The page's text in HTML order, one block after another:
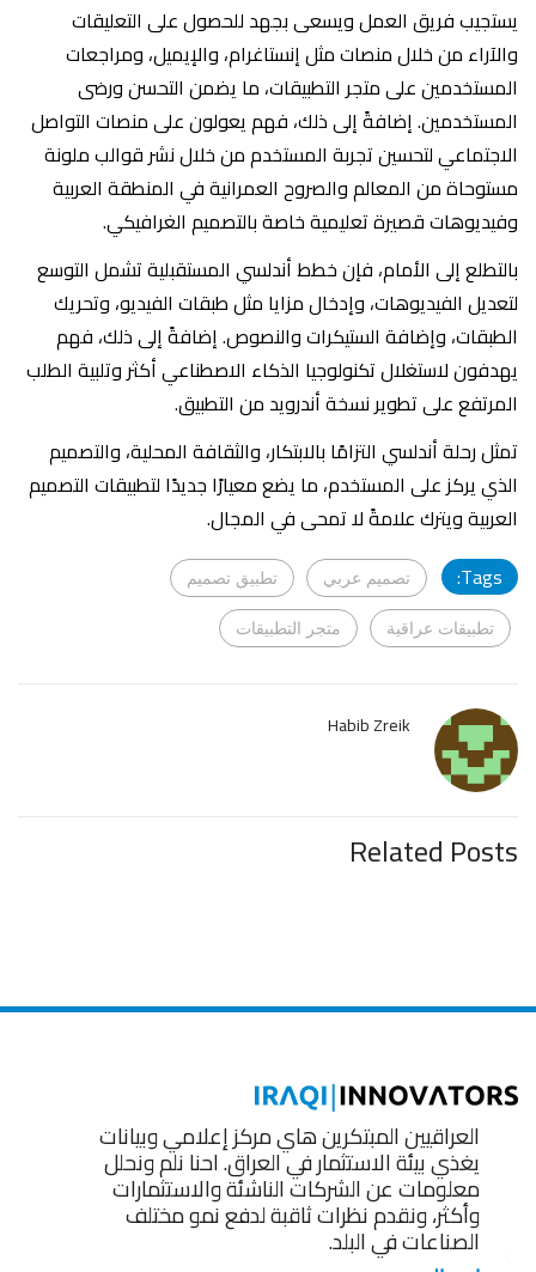
يستجيب فريق العمل ويسعى بجهد للحصول على التعليقات
والآراء من خلال منصات مثل إنستاغرام، والإيميل، ومراجعات
المستخدمين على متجر التطبيقات، ما يضمن التحسن ورضى
المستخدمين. إضافةً إلى ذلك، فهم يعولون على منصات التواصل
الاجتماعي لتحسين تجربة المستخدم من خلال نشر قوالب ملونة
مستوحاة من المعالم والصروح العمرانية في المنطقة العربية
وفيديوهات قصيرة تعليمية خاصة بالتصميم الغرافيكي.
بالتطلع إلى الأمام، فإن خطط أندلسي المستقبلية تشمل التوسع
لتعديل الفيديوهات، وإدخال مزايا مثل طبقات الفيديو، وتحريك
الطبقات، وإضافة الستيكرات والنصوص. إضافةً إلى ذلك، فهم
يهدفون لاستغلال تكنولوجيا الذكاء الاصطناعي أكثر وتلبية الطلب
المرتفع على تطوير نسخة أندرويد من التطبيق.
تمثل رحلة أندلسي التزامًا بالابتكار، والثقافة المحلية، والتصميم
الذي يركز على المستخدم، ما يضع معيارًا جديدًا لتطبيقات التصميم
العربية ويترك علامةً لا تمحى في المجال.
Tags:
تصميم عربي تطبيق تصميم
تطبيقات عراقية متجر التطبيقات
Habib Zreik
Related Posts
العراقيين المبتكرين هاي مركز إعلامي وبيانات
يغذي بيئة الاستثمار في العراق. احنا نلم ونحلل
معلومات عن الشركات الناشئة والاستثمارات
وأكثر، ونقدم نظرات ثاقبة لدفع نمو مختلف
الصناعات في البلد.